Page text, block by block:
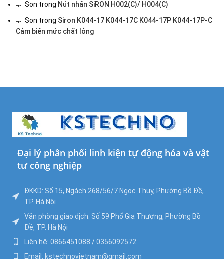
Son trong Nút nhấn SiRON H002(C)/ H004(C)
Son trong Siron K044-17 K044-17C K044-17P K044-17P-C
Cảm biến mức chất lỏng
Đại lý phân phối linh kiện tự động hóa và vật
tư công nghiệp
ĐKKD: Số 15, Ngách 268/56/7 Ngọc Thụy, Phường Bồ Đề,
TP. Hà Nội
Văn phòng giao dịch: Số 59 Phố Gia Thượng, Phường Bồ
Đề, TP. Hà Nội
Liên hệ: 0866451088 / 0356092572
Email: kstechnovietnam@gmail.com